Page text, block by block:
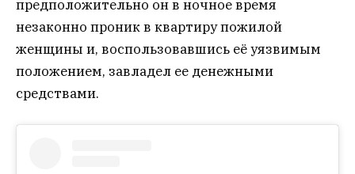
предположительно он в ночное время
незаконно проник в квартиру пожилой
женщины и, воспользовавшись её уязвимым
положением, завладел ее денежными
средствами.